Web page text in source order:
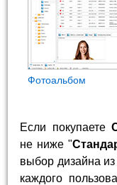
Фотоальбом
Если покупаете
не ниже "
выбор дизайна из
каждого